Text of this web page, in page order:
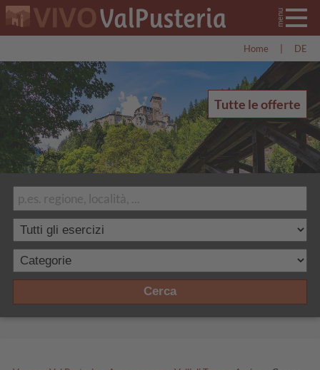
Home DE
Cerca
Tutte le offerte